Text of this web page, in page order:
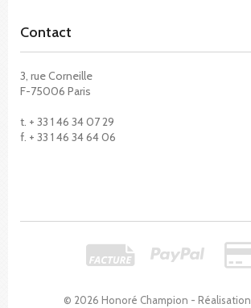
© 2026 Honoré Champion - Réalisation
Contact
3, rue Corneille
F-75006 Paris
t. + 33 1 46 34 07 29
f. + 33 1 46 34 64 06